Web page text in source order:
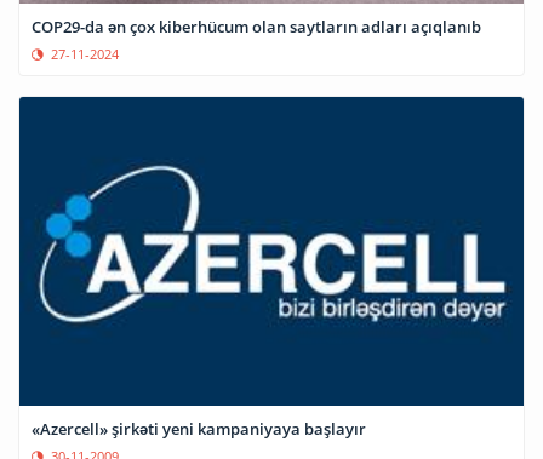
COP29-da ən çox kiberhücum olan saytların adları açıqlanıb
27-11-2024
«Azercell» şirkəti yeni kampaniyaya başlayır